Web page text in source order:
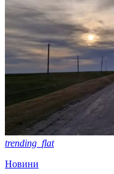
trending_flat
Новини